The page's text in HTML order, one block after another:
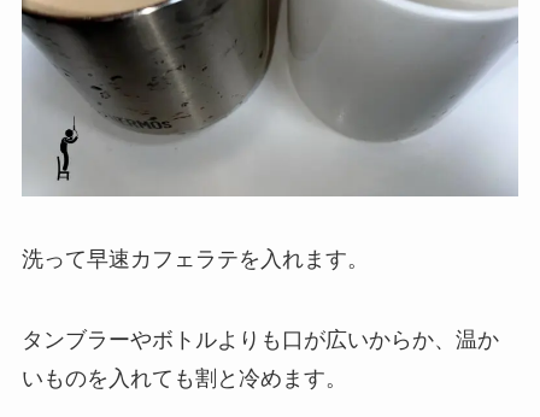
洗って早速カフェラテを入れます。
タンブラーやボトルよりも口が広いからか、温か
いものを入れても割と冷めます。